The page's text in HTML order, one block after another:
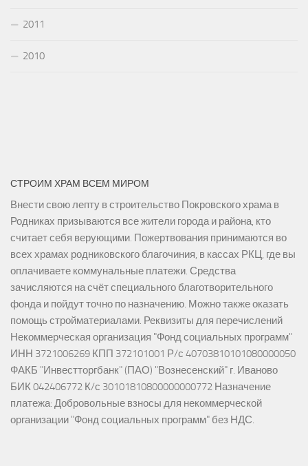
2011
2010
СТРОИМ ХРАМ ВСЕМ МИРОМ
Внести свою лепту в строительство Покровского храма в
Родниках призываются все жители города и района, кто
считает себя верующими. Пожертвования принимаются во
всех храмах родниковского благочиния, в кассах РКЦ, где вы
оплачиваете коммунальные платежи. Средства
зачисляются на счёт специального благотворительного
фонда и пойдут точно по назначению. Можно также оказать
помощь стройматериалами. Реквизиты для перечислений
Некоммерческая организация "Фонд социальных программ"
ИНН 3721006269 КПП 372101001 Р/с 40703810101080000050
ФАКБ "Инвестторгбанк" (ПАО) "Вознесенский" г. Иваново
БИК 042406772 К/с 30101810800000000772 Назначение
платежа: Добровольные взносы для некоммерческой
организации "Фонд социальных программ" без НДС.